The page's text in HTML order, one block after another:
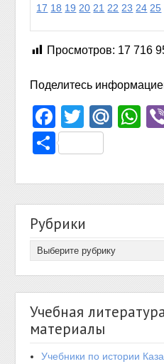
17 18 19 20 21 22 23 24 25
Просмотров: 17 716
Поделитесь
Facebook
Twitter
Отправить
Рубрики
Учебная
материалы
Учебники по истории